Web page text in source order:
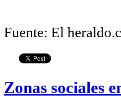
Fuente: El
Zonas sociales